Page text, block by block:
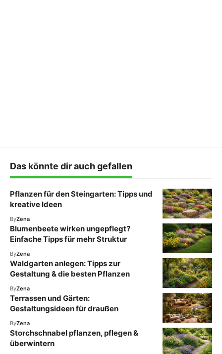
Das könnte dir auch gefallen
Pflanzen für den Steingarten: Tipps und
kreative Ideen
ByZena
Blumenbeete wirken ungepflegt?
Einfache Tipps für mehr Struktur
ByZena
Waldgarten anlegen: Tipps zur
Gestaltung & die besten Pflanzen
ByZena
Terrassen und Gärten:
Gestaltungsideen für draußen
ByZena
Storchschnabel pflanzen, pflegen &
überwintern